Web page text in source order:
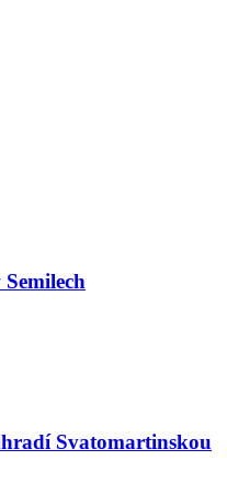
Svatomartinskou